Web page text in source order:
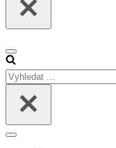
Navigační
menu
Vyhledat
...
Navigační